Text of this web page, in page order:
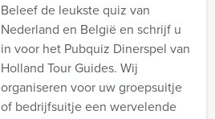
Beleef de leukste quiz van
Nederland en België en schrijf u
in voor het Pubquiz Dinerspel van
Holland Tour Guides. Wij
organiseren voor uw groepsuitje
of bedrijfsuitje een wervelende